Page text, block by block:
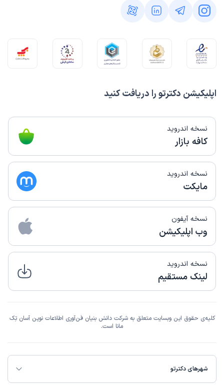
اپلیکیشن دکترتو را دریافت کنید
نسخه اندروید
کافه بازار
نسخه اندروید
مایکت
نسخه آیفون
وب اپلیکیشن
نسخه اندروید
لینک مستقیم
کلیه‌ی حقوق این وبسایت متعلق به شرکت دانش بنیان فن‌آوری اطلاعات نوین آسان تِک
مانا است.
شهرهای دکترتو